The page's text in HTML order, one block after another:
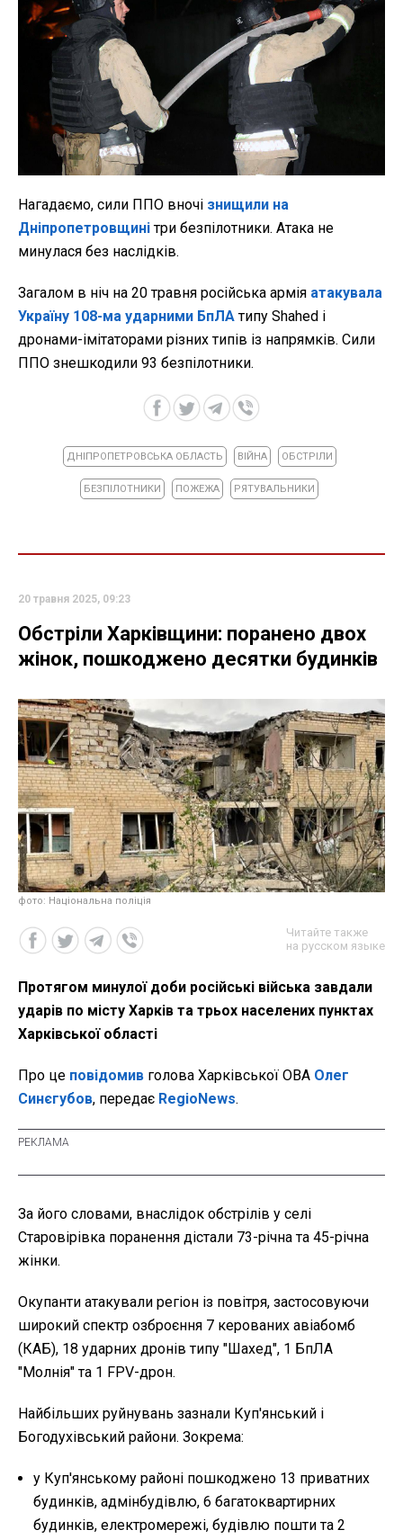
Нагадаємо, сили ППО вночі знищили на
Дніпропетровщинітри безпілотники. Атака не
минулася без наслідків.
Загалом в ніч на 20 травня російська армія атакувала
Україну 108-ма ударними БпЛАтипу Shahed і
дронами-імітаторами різних типів із напрямків. Сили
ППО знешкодили 93 безпілотники.
ДНІПРОПЕТРОВСЬКА ОБЛАСТЬ ВІЙНА ОБСТРІЛИ
БЕЗПІЛОТНИКИ ПОЖЕЖА РЯТУВАЛЬНИКИ
20 травня 2025, 09:23
Обстріли Харківщини: поранено двох
жінок, пошкоджено десятки будинків
фото: Національна поліція
Читайте также
на русском языке
Протягом минулої доби російські війська завдали
ударів по місту Харків та трьох населених пунктах
Харківської області
Про це повідомив голова Харківської ОВА Олег
Синєгубов, передає RegioNews.
За його словами, внаслідок обстрілів у селі
Старовірівка поранення дістали 73-річна та 45-річна
жінки.
Окупанти атакували регіон із повітря, застосовуючи
широкий спектр озброєння 7 керованих авіабомб
(КАБ), 18 ударних дронів типу "Шахед", 1 БпЛА
"Молнія" та 1 FPV-дрон.
Найбільших руйнувань зазнали Куп'янський і
Богодухівський райони. Зокрема:
у Куп'янському районі пошкоджено 13 приватних
будинків, адмінбудівлю, 6 багатоквартирних
будинків, електромережі, будівлю пошти та 2